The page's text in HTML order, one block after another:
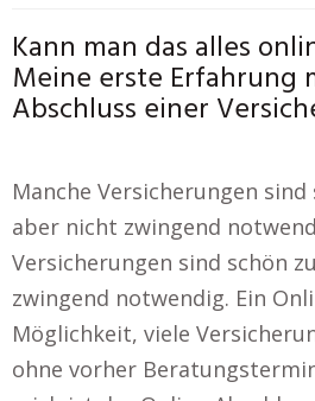
Kann man das alles
Meine erste Erfahrung
Abschluss einer
Manche Versicherungen sind
aber nicht zwingend
Versicherungen sind schön
zwingend notwendig. Ein
Möglichkeit, viele
ohne vorher